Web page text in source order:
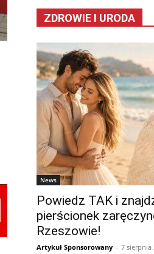
ZDROWIE I URODA
News
Powiedz TAK i
pierścionek
Rzeszowie!
Artykuł Sponsorowany - 7 sierpnia